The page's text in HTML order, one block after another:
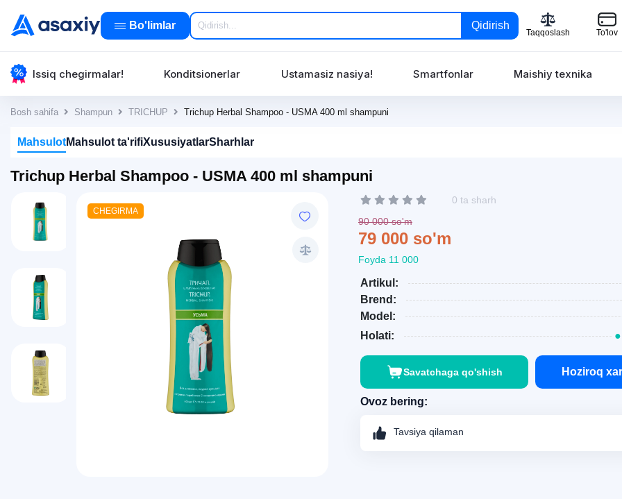
Bo'limlar Qidirish
Taqqoslash To'lov
Issiq chegirmalar! Konditsionerlar Ustamasiz nasiya! Smartfonlar Maishiy texnika
Bosh sahifa Shampun TRICHUP Trichup Herbal Shampoo - USMA 400 ml shampuni
MahsulotMahsulot ta'rifiXususiyatlarSharhlar
Trichup Herbal Shampoo - USMA 400 ml shampuni
CHEGIRMA
0 ta sharh
90 000 so'm
79 000 so'm
Foyda 11 000
Artikul:
Brend:
Model:
Holati:
Savatchaga qo'shish Hoziroq
Ovoz bering:
Tavsiya qilaman